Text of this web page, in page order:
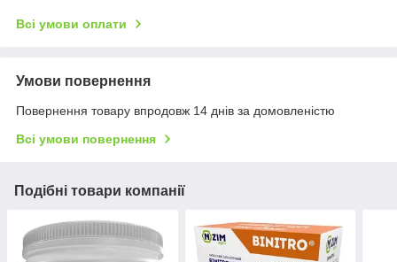
Всі умови оплати
Умови повернення
Повернення товару впродовж 14 днів за домовленістю
Всі умови повернення
Подібні товари компанії